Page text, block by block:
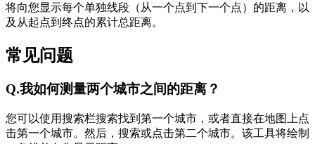
将向您显示每个单独线段（从一个点到下一个点）的距离，以
及从起点到终点的累计总距离。
常见问题
Q.我如何测量两个城市之间的距离？
您可以使用搜索栏搜索找到第一个城市，或者直接在地图上点
击第一个城市。然后，搜索或点击第二个城市。该工具将绘制